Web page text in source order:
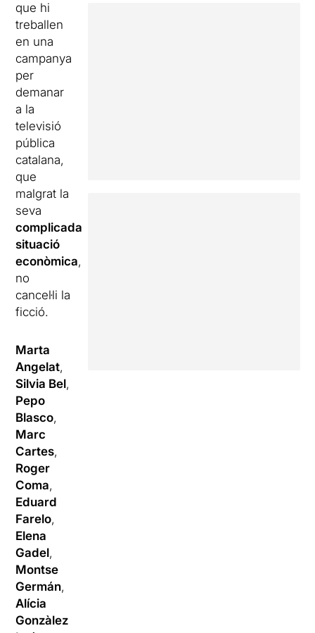
que hi
treballen
en una
campanya
per
demanar
a la
televisió
pública
catalana,
que
malgrat la
seva
complicada
situació
econòmica,
no
cancel·li la
ficció.
Marta
Angelat,
Silvia Bel,
Pepo
Blasco,
Marc
Cartes,
Roger
Coma,
Eduard
Farelo,
Elena
Gadel,
Montse
Germán,
Alícia
Gonzàlez